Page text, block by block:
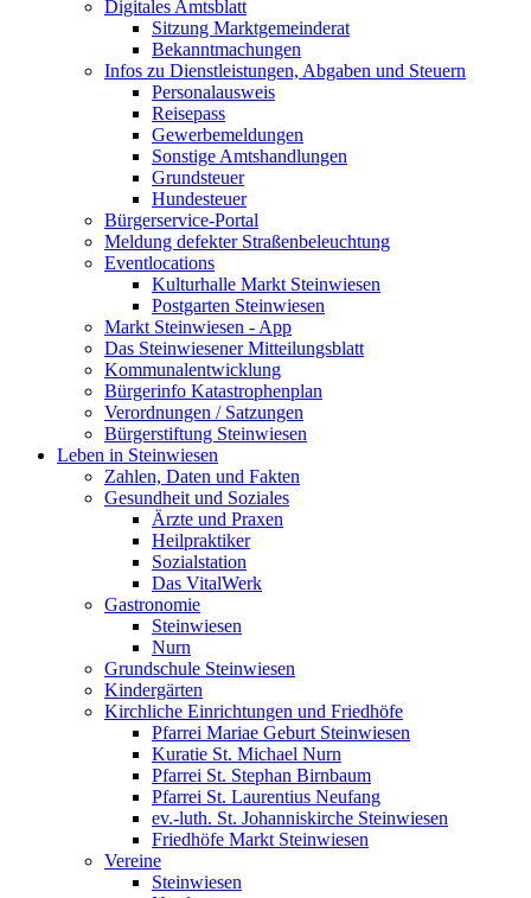
Digitales Amtsblatt
Sitzung Marktgemeinderat
Bekanntmachungen
Infos zu Dienstleistungen, Abgaben und Steuern
Personalausweis
Reisepass
Gewerbemeldungen
Sonstige Amtshandlungen
Grundsteuer
Hundesteuer
Bürgerservice-Portal
Meldung defekter Straßenbeleuchtung
Eventlocations
Kulturhalle Markt Steinwiesen
Postgarten Steinwiesen
Markt Steinwiesen - App
Das Steinwiesener Mitteilungsblatt
Kommunalentwicklung
Bürgerinfo Katastrophenplan
Verordnungen / Satzungen
Bürgerstiftung Steinwiesen
Leben in Steinwiesen
Zahlen, Daten und Fakten
Gesundheit und Soziales
Ärzte und Praxen
Heilpraktiker
Sozialstation
Das VitalWerk
Gastronomie
Steinwiesen
Nurn
Grundschule Steinwiesen
Kindergärten
Kirchliche Einrichtungen und Friedhöfe
Pfarrei Mariae Geburt Steinwiesen
Kuratie St. Michael Nurn
Pfarrei St. Stephan Birnbaum
Pfarrei St. Laurentius Neufang
ev.-luth. St. Johanniskirche Steinwiesen
Friedhöfe Markt Steinwiesen
Vereine
Steinwiesen